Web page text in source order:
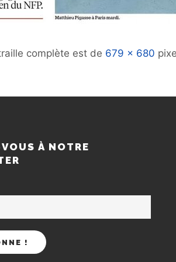
complète est de 679 × 680
À NOTRE